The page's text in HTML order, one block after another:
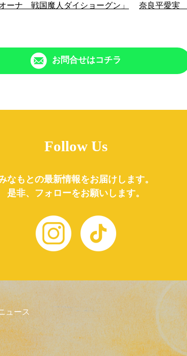
ナ 戦国魔人ダイショーグン」 奈良平愛実
お問合せはコチラ
Follow Us
なもとの最新情報をお届けします。
是非、フォローをお願いします。
ュース